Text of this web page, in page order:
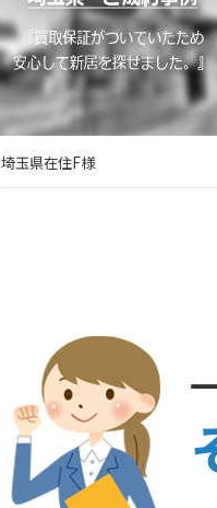
埼玉県在住F様